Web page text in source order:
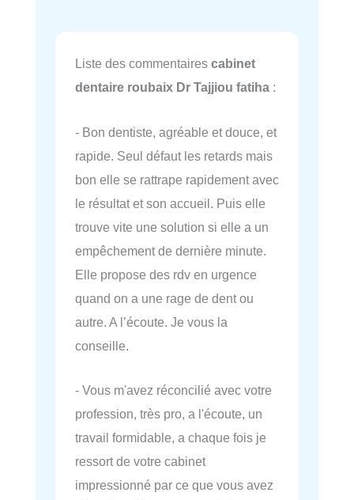
Liste des commentaires cabinet
dentaire roubaix Dr Tajjiou fatiha :
- Bon dentiste, agréable et douce, et
rapide. Seul défaut les retards mais
bon elle se rattrape rapidement avec
le résultat et son accueil. Puis elle
trouve vite une solution si elle a un
empêchement de dernière minute.
Elle propose des rdv en urgence
quand on a une rage de dent ou
autre. A l’écoute. Je vous la
conseille.
- Vous m'avez réconcilié avec votre
profession, très pro, a l'écoute, un
travail formidable, a chaque fois je
ressort de votre cabinet
impressionné par ce que vous avez